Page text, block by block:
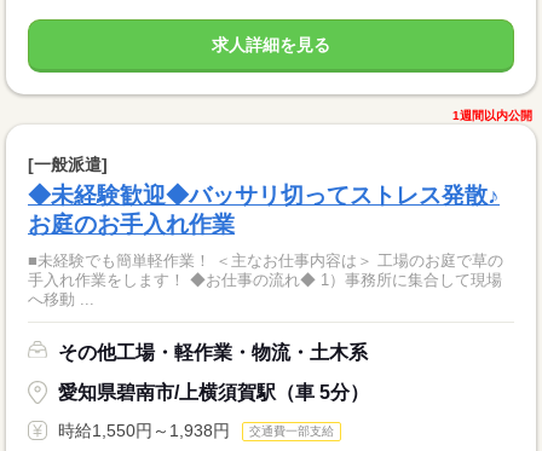
求人詳細を見る
1週間以内公開
[一般派遣]
◆未経験歓迎◆バッサリ切ってストレス発散♪
お庭のお手入れ作業
■未経験でも簡単軽作業！ ＜主なお仕事内容は＞ 工場のお庭で草の
手入れ作業をします！ ◆お仕事の流れ◆ 1）事務所に集合して現場
その他工場・軽作業・物流・土木系
愛知県碧南市/上横須賀駅（車 5分）
時給1,550円～1,938円 交通費一部支給